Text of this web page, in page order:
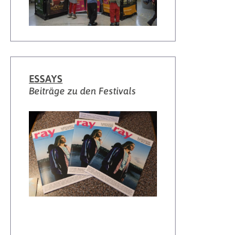
ESSAYS
Beiträge zu den Festivals